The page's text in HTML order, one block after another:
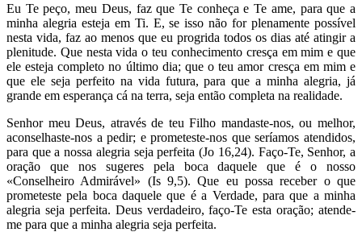
Eu Te peço, meu Deus, faz que Te conheça e Te ame, para que a
minha alegria esteja em Ti. E, se isso não for plenamente possível
nesta vida, faz ao menos que eu progrida todos os dias até atingir a
plenitude. Que nesta vida o teu conhecimento cresça em mim e que
ele esteja completo no último dia; que o teu amor cresça em mim e
que ele seja perfeito na vida futura, para que a minha alegria, já
grande em esperança cá na terra, seja então completa na realidade.
Senhor meu Deus, através de teu Filho mandaste-nos, ou melhor,
aconselhaste-nos a pedir; e prometeste-nos que seríamos atendidos,
para que a nossa alegria seja perfeita (Jo 16,24). Faço-Te, Senhor, a
oração que nos sugeres pela boca daquele que é o nosso
«Conselheiro Admirável» (Is 9,5). Que eu possa receber o que
prometeste pela boca daquele que é a Verdade, para que a minha
alegria seja perfeita. Deus verdadeiro, faço-Te esta oração; atende-
me para que a minha alegria seja perfeita.